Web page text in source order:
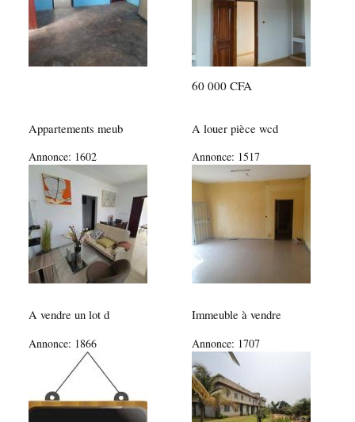
60 000 CFA
Appartements meub
Annonce: 1602
A louer pièce wcd
Annonce: 1517
A vendre un lot d
Annonce: 1866
Immeuble à vendre
Annonce: 1707